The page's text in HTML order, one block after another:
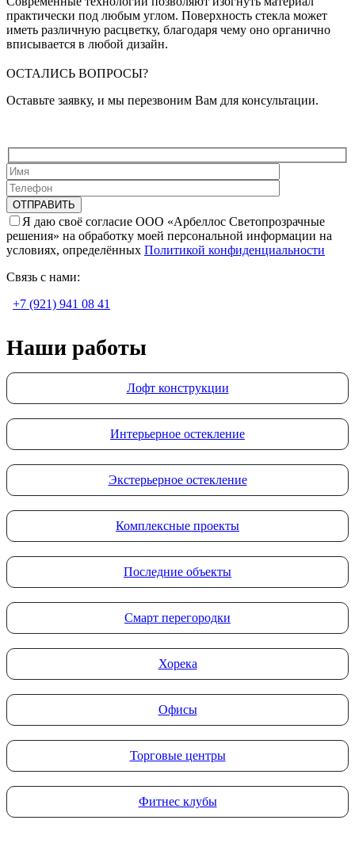
практически под любым углом. Поверхность стекла может
иметь различную расцветку, благодаря чему оно органично
вписывается в любой дизайн.
ОСТАЛИСЬ ВОПРОСЫ?
Оставьте заявку, и мы перезвоним Вам для консультации.
Я даю своё согласие ООО «Арбеллос Светопрозрачные
решения» на обработку моей персональной информации на
условиях, определённых Политикой конфиденциальности
Связь с нами:
+7 (921) 941 08 41
Наши работы
Лофт конструкции
Интерьерное остекление
Экстерьерное остекление
Комплексные проекты
Последние объекты
Смарт перегородки
Хорека
Офисы
Торговые центры
Фитнес клубы